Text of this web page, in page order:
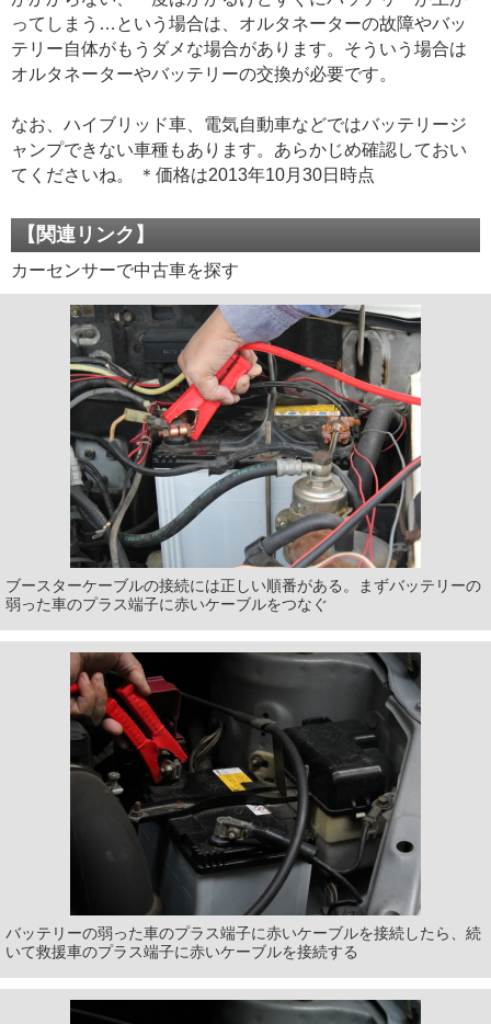
ってしまう…という場合は、オルタネーターの故障やバッ
テリー自体がもうダメな場合があります。そういう場合は
オルタネーターやバッテリーの交換が必要です。
なお、ハイブリッド車、電気自動車などではバッテリージ
ャンプできない車種もあります。あらかじめ確認しておい
てくださいね。 ＊価格は2013年10月30日時点
【関連リンク】
カーセンサーで中古車を探す
ブースターケーブルの接続には正しい順番がある。まずバッテリーの
弱った車のプラス端子に赤いケーブルをつなぐ
バッテリーの弱った車のプラス端子に赤いケーブルを接続したら、続
いて救援車のプラス端子に赤いケーブルを接続する